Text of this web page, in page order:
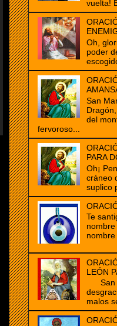
vuelta!
Oh,
poder
San
del
fervoroso...
PARA
Oh¡
cráneo
suplico
Te
LEÓN
San
malos